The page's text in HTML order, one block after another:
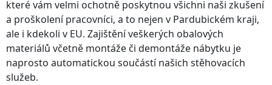
které vám velmi ochotně poskytnou všichni naši zkušení
a proškolení pracovníci, a to nejen v Pardubickém kraji,
ale i kdekoli v EU. Zajištění veškerých obalových
materiálů včetně montáže či demontáže nábytku je
naprosto automatickou součástí našich stěhovacích
služeb.